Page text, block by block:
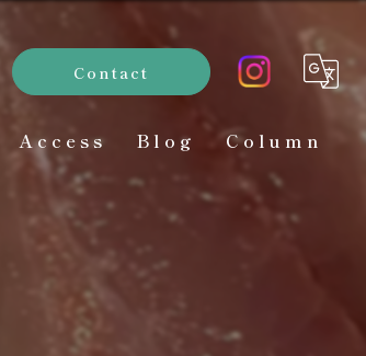
Contact
Access Blog Column